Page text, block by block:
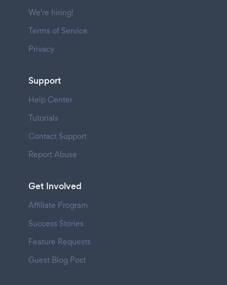
We're hiring!
Terms of Service
Privacy
Support
Help Center
Tutorials
Contact Support
Report Abuse
Get Involved
Affiliate Program
Success Stories
Feature Requests
Guest Blog Post